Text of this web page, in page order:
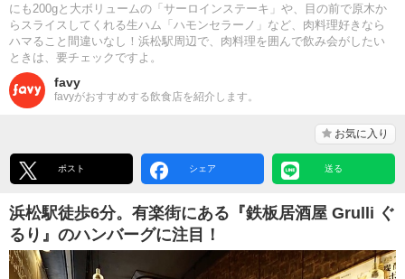
にも200gと大ボリュームの「サーロインステーキ」や、目の前で原木か
らスライスしてくれる生ハム「ハモンセラーノ」など、肉料理好きなら
ハマること間違いなし！浜松駅周辺で、肉料理を囲んで飲み会がしたい
ときは、要チェックですよ。
favy
favyがおすすめする飲食店を紹介します。
お気に入り
ポスト シェア 送る
浜松駅徒歩6分。有楽街にある『鉄板居酒屋 Grulli ぐ
るり』のハンバーグに注目！